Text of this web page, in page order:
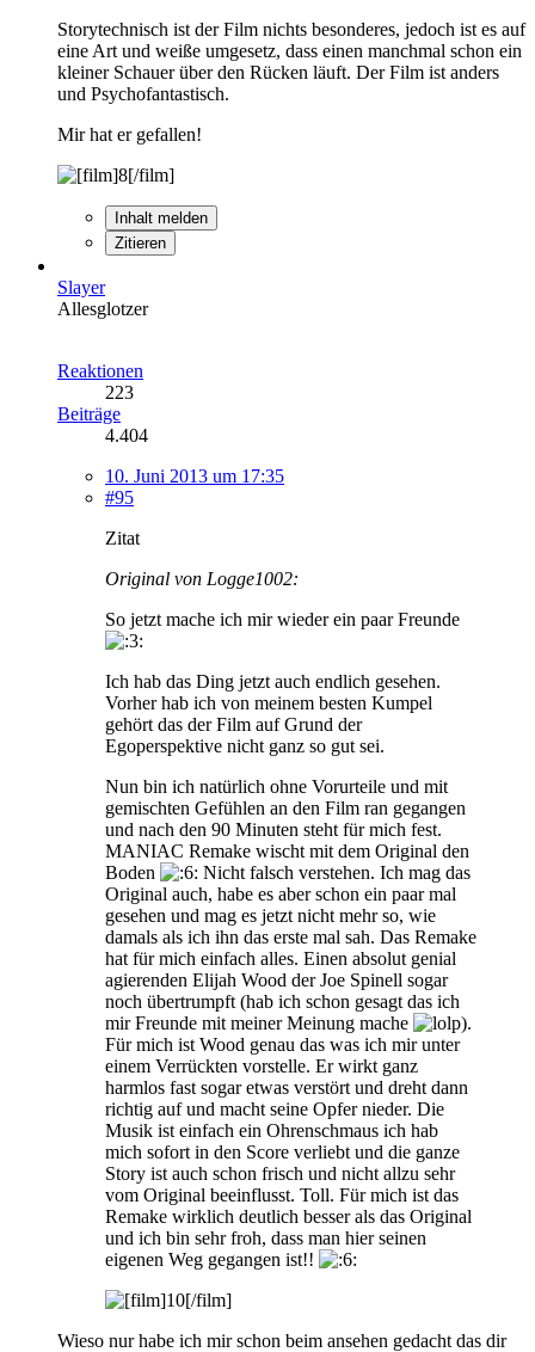
Storytechnisch ist der Film nichts besonderes, jedoch ist es auf
eine Art und weiße umgesetz, dass einen manchmal schon ein
kleiner Schauer über den Rücken läuft. Der Film ist anders
und Psychofantastisch.
Mir hat er gefallen!
Inhalt melden
Zitieren
Slayer
Allesglotzer
Reaktionen
223
Beiträge
4.404
10. Juni 2013 um 17:35
#95
Zitat
Original von Logge1002:
So jetzt mache ich mir wieder ein paar Freunde
Ich hab das Ding jetzt auch endlich gesehen.
Vorher hab ich von meinem besten Kumpel
gehört das der Film auf Grund der
Egoperspektive nicht ganz so gut sei.
Nun bin ich natürlich ohne Vorurteile und mit
gemischten Gefühlen an den Film ran gegangen
und nach den 90 Minuten steht für mich fest.
MANIAC Remake wischt mit dem Original den
Boden
Nicht falsch verstehen. Ich mag das
Original auch, habe es aber schon ein paar mal
gesehen und mag es jetzt nicht mehr so, wie
damals als ich ihn das erste mal sah. Das Remake
hat für mich einfach alles. Einen absolut genial
agierenden Elijah Wood der Joe Spinell sogar
noch übertrumpft (hab ich schon gesagt das ich
mir Freunde mit meiner Meinung mache
).
Für mich ist Wood genau das was ich mir unter
einem Verrückten vorstelle. Er wirkt ganz
harmlos fast sogar etwas verstört und dreht dann
richtig auf und macht seine Opfer nieder. Die
Musik ist einfach ein Ohrenschmaus ich hab
mich sofort in den Score verliebt und die ganze
Story ist auch schon frisch und nicht allzu sehr
vom Original beeinflusst. Toll. Für mich ist das
Remake wirklich deutlich besser als das Original
und ich bin sehr froh, dass man hier seinen
eigenen Weg gegangen ist!!
Wieso nur habe ich mir schon beim ansehen gedacht das dir